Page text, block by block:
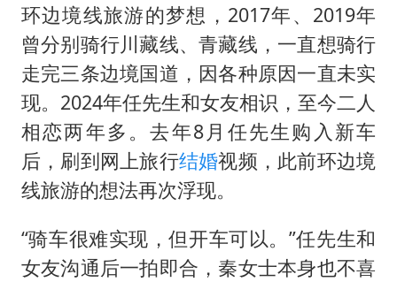
环边境线旅游的梦想，2017年、2019年
曾分别骑行川藏线、青藏线，一直想骑行
走完三条边境国道，因各种原因一直未实
现。2024年任先生和女友相识，至今二人
相恋两年多。去年8月任先生购入新车
后，刷到网上旅行结婚视频，此前环边境
线旅游的想法再次浮现。
“骑车很难实现，但开车可以。”任先生和
女友沟通后一拍即合，秦女士本身也不喜